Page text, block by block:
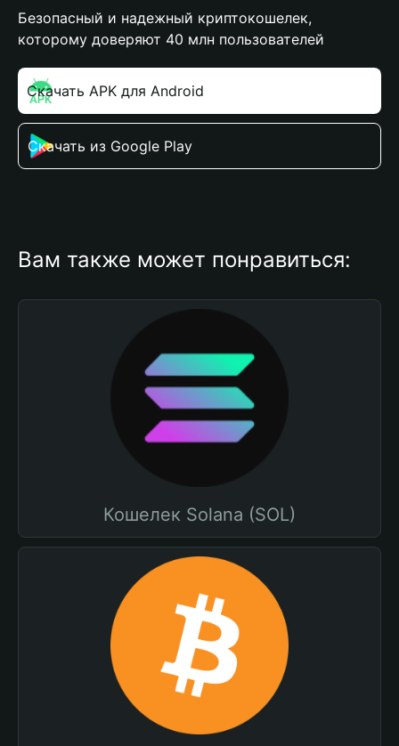
Безопасный и надежный криптокошелек,
которому доверяют 40 млн пользователей
Скачать APK для Android
Скачать из Google Play
Вам также может понравиться:
Кошелек Solana (SOL)